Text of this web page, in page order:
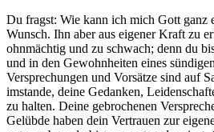
Du fragst: Wie kann ich mich Gott ganz
Wunsch. Ihn aber aus eigener Kraft zu
ohnmächtig und zu schwach; denn du
und in den Gewohnheiten eines
Versprechungen und Vorsätze sind auf
imstande, deine Gedanken,
zu halten. Deine gebrochenen
Gelübde haben dein Vertrauen zur